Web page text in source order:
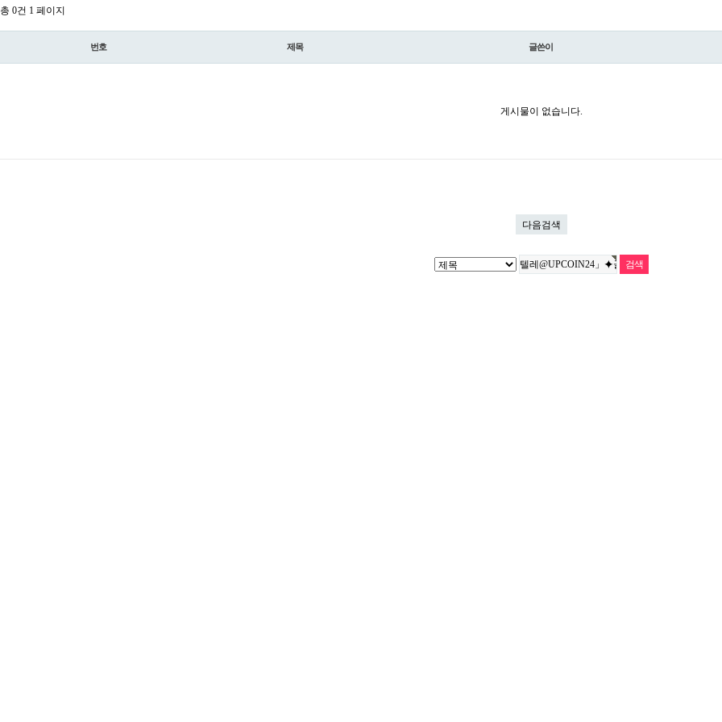
총 0건 1 페이지
번호 제목 글쓴이
게시물이 없습니다.
다음검색